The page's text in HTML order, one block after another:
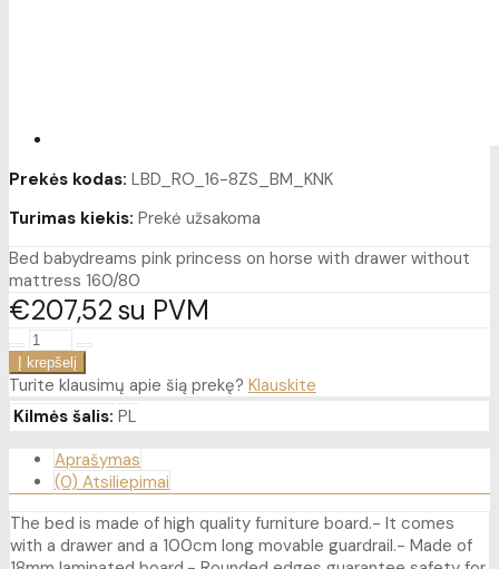
Prekės kodas: LBD_RO_16-8ZS_BM_KNK
Turimas kiekis: Prekė užsakoma
Bed babydreams pink princess on horse with drawer without
mattress 160/80
€20752su PVM
Turite klausimų apie šią prekę? Klauskite
Kilmės šalis: PL
Aprašymas
(0) Atsiliepimai
The bed is made of high quality furniture board.- It comes
with a drawer and a 100cm long movable guardrail.- Made of